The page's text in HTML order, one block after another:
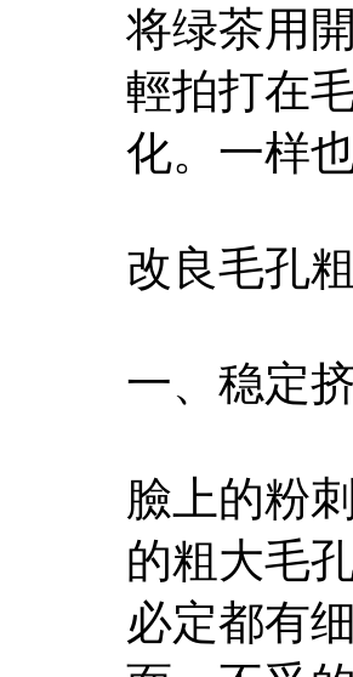
将绿茶用
輕拍打在
化。一样
改良毛孔
一、稳定
臉上的粉
的粗大毛
必定都有